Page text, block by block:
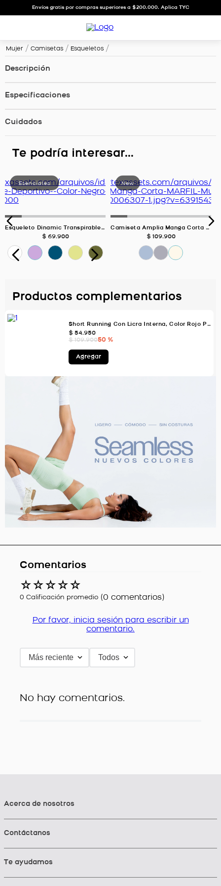
Envíos gratis por compras superiores a $200.000. Aplica TYC
Mujer Camisetas Esqueletos
Descripción
Especificaciones
Cuidados
Te podría interesar...
Esqueleto Dinamic Transpirable Deportivo, Color Negro Para Mujer
$ 69.900
Camiseta Amplia Manga Corta MARFIL Para Mujer
$ 109.900
Productos complementarios
Short Running Con Licra Interna, Color Rojo Para Mujer
$ 54.950
$ 109.90050 %
Agregar
Comentarios
☆☆☆☆☆
0 Calificación promedio (0 comentarios)
Por favor, inicia sesión para escribir un
comentario.
Más reciente Todos
No hay comentarios.
Acerca de nosotros
Contáctanos
Te ayudamos